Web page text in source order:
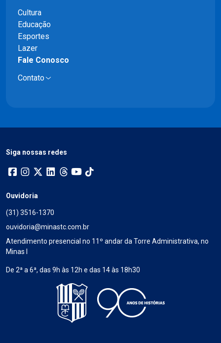
Cultura
Educação
Esportes
Lazer
Fale Conosco
Contato
Siga nossas redes
Ouvidoria
(31) 3516-1370
ouvidoria@minastc.com.br
Atendimento presencial no 11º andar da Torre Administrativa, no
Minas I
De 2ª a 6ª, das 9h às 12h e das 14 às 18h30